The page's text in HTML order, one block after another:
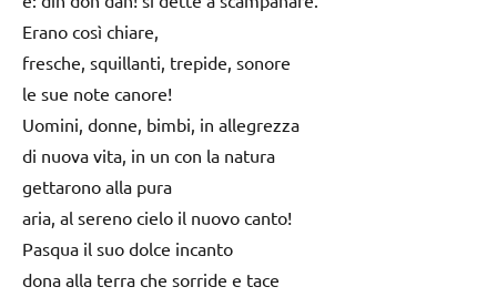
Erano così chiare,
fresche, squillanti, trepide, sonore
le sue note canore!
Uomini, donne, bimbi, in allegrezza
di nuova vita, in un con la natura
gettarono alla pura
aria, al sereno cielo il nuovo canto!
Pasqua il suo dolce incanto
dona alla terra che sorride e tace